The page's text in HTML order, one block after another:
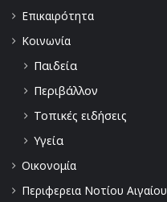
Επικαιρότητα
Κοινωνία
Παιδεία
Περιβάλλον
Τοπικές ειδήσεις
Υγεία
Οικονομία
Περιφερεια Νοτίου Αιγαίου